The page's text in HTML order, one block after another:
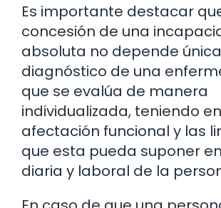
Es importante destacar
concesión de una
absoluta no depende
diagnóstico de una
que se evalúa de manera
individualizada, teniendo
afectación funcional y las
que esta pueda suponer
diaria y laboral de la